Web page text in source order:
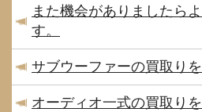
また機会がありましたら
す。
サブウーファーの買取り
オーディオ一式の買取り